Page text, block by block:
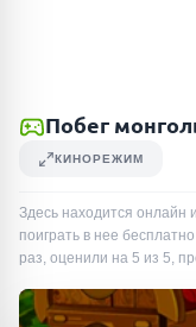
Побег
КИНОРЕЖИМ
Здесь находится онлайн
поиграть в нее
раз, оценили на 5 из 5,